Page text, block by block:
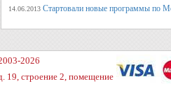
14.06.2013 Стартовали новые программы по
2026
19, строение 2, помещение